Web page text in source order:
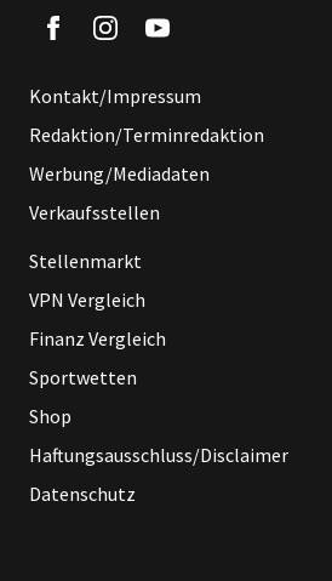
Kontakt/Impressum
Redaktion/Terminredaktion
Werbung/Mediadaten
Verkaufsstellen
Stellenmarkt
VPN Vergleich
Finanz Vergleich
Sportwetten
Shop
Haftungsausschluss/Disclaimer
Datenschutz